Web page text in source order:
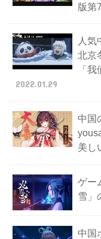
版第
人気
北京
「
2022.01.29
中国
美し
ゲー
雪」
中国